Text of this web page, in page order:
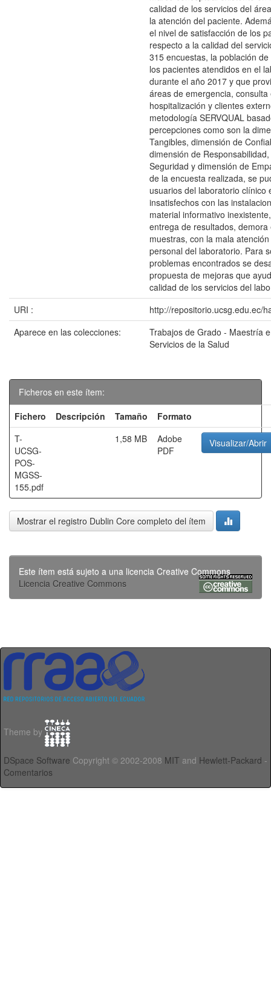
calidad de los servicios del
la atención del paciente.
el nivel de satisfacción de los
respecto a la calidad del
315 encuestas, la población
los pacientes atendidos en el
durante el año 2017 y que
áreas de emergencia, consulta
hospitalización y clientes
metodología SERVQUAL
percepciones como son la
Tangibles, dimensión de
dimensión de
Seguridad y dimensión de
de la encuesta realizada, se
usuarios del laboratorio clínico
insatisfechos con las
material informativo
entrega de resultados,
muestras, con la mala
personal del laboratorio. Para
problemas encontrados se
propuesta de mejoras que
calidad de los servicios del
URI :
http://repositorio.ucsg.edu.ec/
Aparece en las colecciones:
Trabajos de Grado - Maestría
Servicios de la Salud
Ficheros en este ítem:
Fichero
Descripción Tamaño
Formato
T-
UCSG-
POS-
MGSS-
155.pdf
1,58 MB
Adobe
PDF
Visualizar/Abrir
Mostrar el registro Dublin Core completo del ítem
Este ítem está sujeto a una licencia Creative Commons
Licencia Creative Commons
Theme by
DSpace Software Copyright © 2002-2008 MIT and Hewlett-Packard -
Comentarios